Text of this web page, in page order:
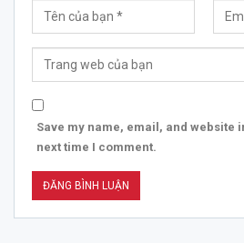
Save my name, email, and website
next time I comment.